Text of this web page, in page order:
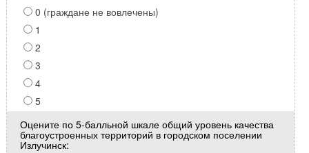
0 (граждане не вовлечены)
1
2
3
4
5
Оцените по 5-балльной шкале общий уровень качества
благоустроенных территорий в городском поселении
Излучинск: